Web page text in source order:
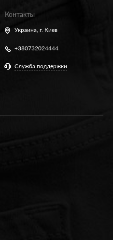
Контакты
Украина, г. Киев
+380732024444
Служба поддержки